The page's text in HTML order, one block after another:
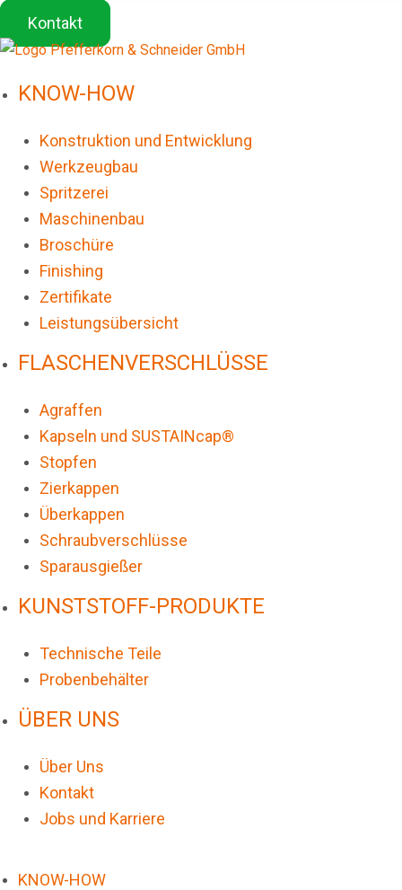
Kontakt
KNOW-HOW
Konstruktion und Entwicklung
Werkzeugbau
Spritzerei
Maschinenbau
Broschüre
Finishing
Zertifikate
Leistungsübersicht
FLASCHENVERSCHLÜSSE
Agraffen
Kapseln und SUSTAINcap®
Stopfen
Zierkappen
Überkappen
Schraubverschlüsse
Sparausgießer
KUNSTSTOFF-PRODUKTE
Technische Teile
Probenbehälter
ÜBER UNS
Über Uns
Kontakt
Jobs und Karriere
KNOW-HOW